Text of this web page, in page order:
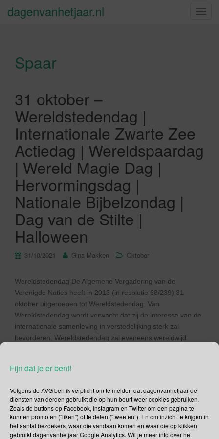
Fijn dat je er bent!
Volgens de AVG ben ik verplicht om te melden dat dagenvanhetjaar de
diensten van derden gebruikt die op hun beurt weer cookies gebruiken.
Zoals de buttons op Facebook, Instagram en Twitter om een pagina te
kunnen promoten (“liken”) of te delen (“tweeten”). En om inzicht te krijgen in
het aantal bezoekers, waar die vandaan komen en waar die op klikken
gebruikt dagenvanhetjaar Google Analytics. Wil je meer info over het
S
a
t
dagenvanhetjaar.nl
Spaar
31 oktober –
Wereldstedendag |
Internationale Zwarte Zee
Actiedag | Wereldspaardag
| Wereld Magie Dag |
Hervormingsdag |
Nationale Bijbelzondag |
Dag van de Stilte |
Halloween
31/10/2021 Gina Makken Oktober
Wereldstedendag De Algemene Vergadering van de
Verenigde Naties heeft in 2013 (in resolutie 68/239) 31
oktober uitgeroepen tot Wereldstedendag. Van
Wereldstedendag wordt verwacht dat zij de interesse van de
internationale samenleving in verstedelijking sterk zal
bevorderen. Wereldstedendag zal eveneens wereldwijd